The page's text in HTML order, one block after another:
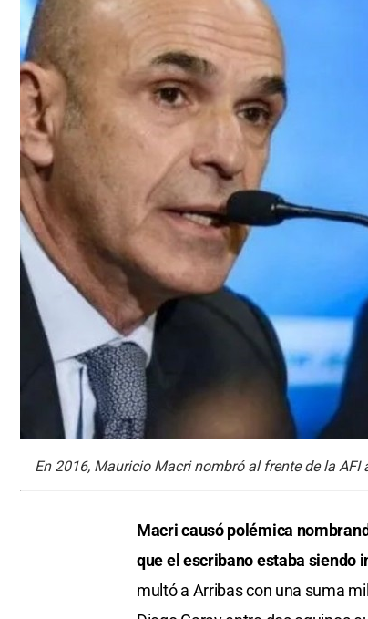
En 2016, Mauricio Macri nombró al frente de la AFI
Macri causó polémica
que el escribano estaba siendo
multó a Arribas con una suma